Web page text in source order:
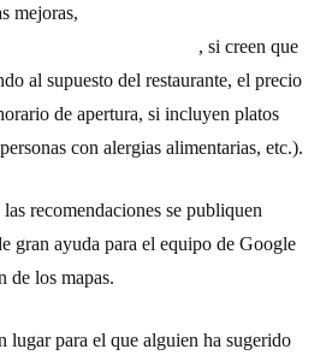
mejoras,
, si creen que
al supuesto del restaurante, el precio
de apertura, si incluyen platos
con alergias alimentarias, etc.).
recomendaciones se publiquen
gran ayuda para el equipo de Google
de los mapas.
lugar para el que alguien ha sugerido